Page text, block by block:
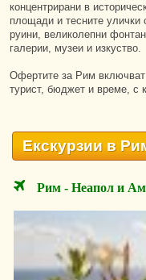
концентрирани в
площади и тесните улички
руини, великолепни
галерии, музеи и изкуство.
Офертите за Рим
турист, бюджет и време, с
Екскурзии в
Рим - Неапол и